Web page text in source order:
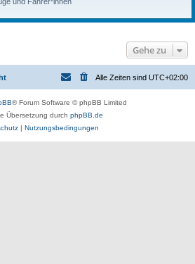
Gehe zu
Alle Zeiten sind UTC+02:00
® Forum Software © phpBB Limited
Übersetzung durch phpBB.de
| Nutzungsbedingungen